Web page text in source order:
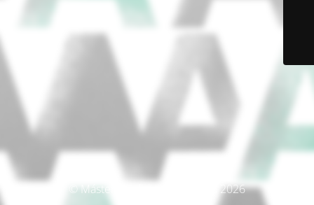
© Máster Producción Artística 2026